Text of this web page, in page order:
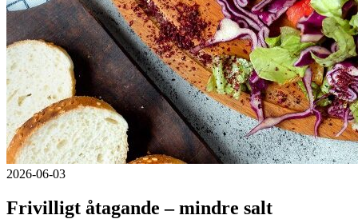
2026-06-03
Frivilligt åtagande – mindre salt